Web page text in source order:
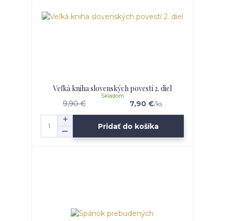
Veľká kniha slovenských povestí 2. diel
9,90 € 7,90 €/ks
Skladom
Pridať do košíka